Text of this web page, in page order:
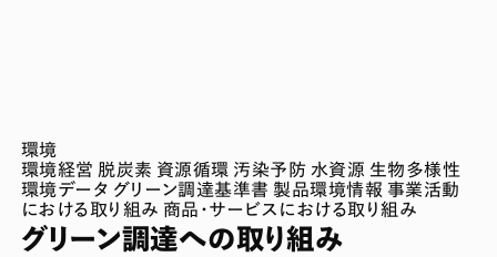
環境
環境経営 脱炭素 資源循環 汚染予防 水資源 生物多様性
環境データ グリーン調達基準書 製品環境情報 事業活動
における取り組み 商品・サービスにおける取り組み
グリーン調達への取り組み